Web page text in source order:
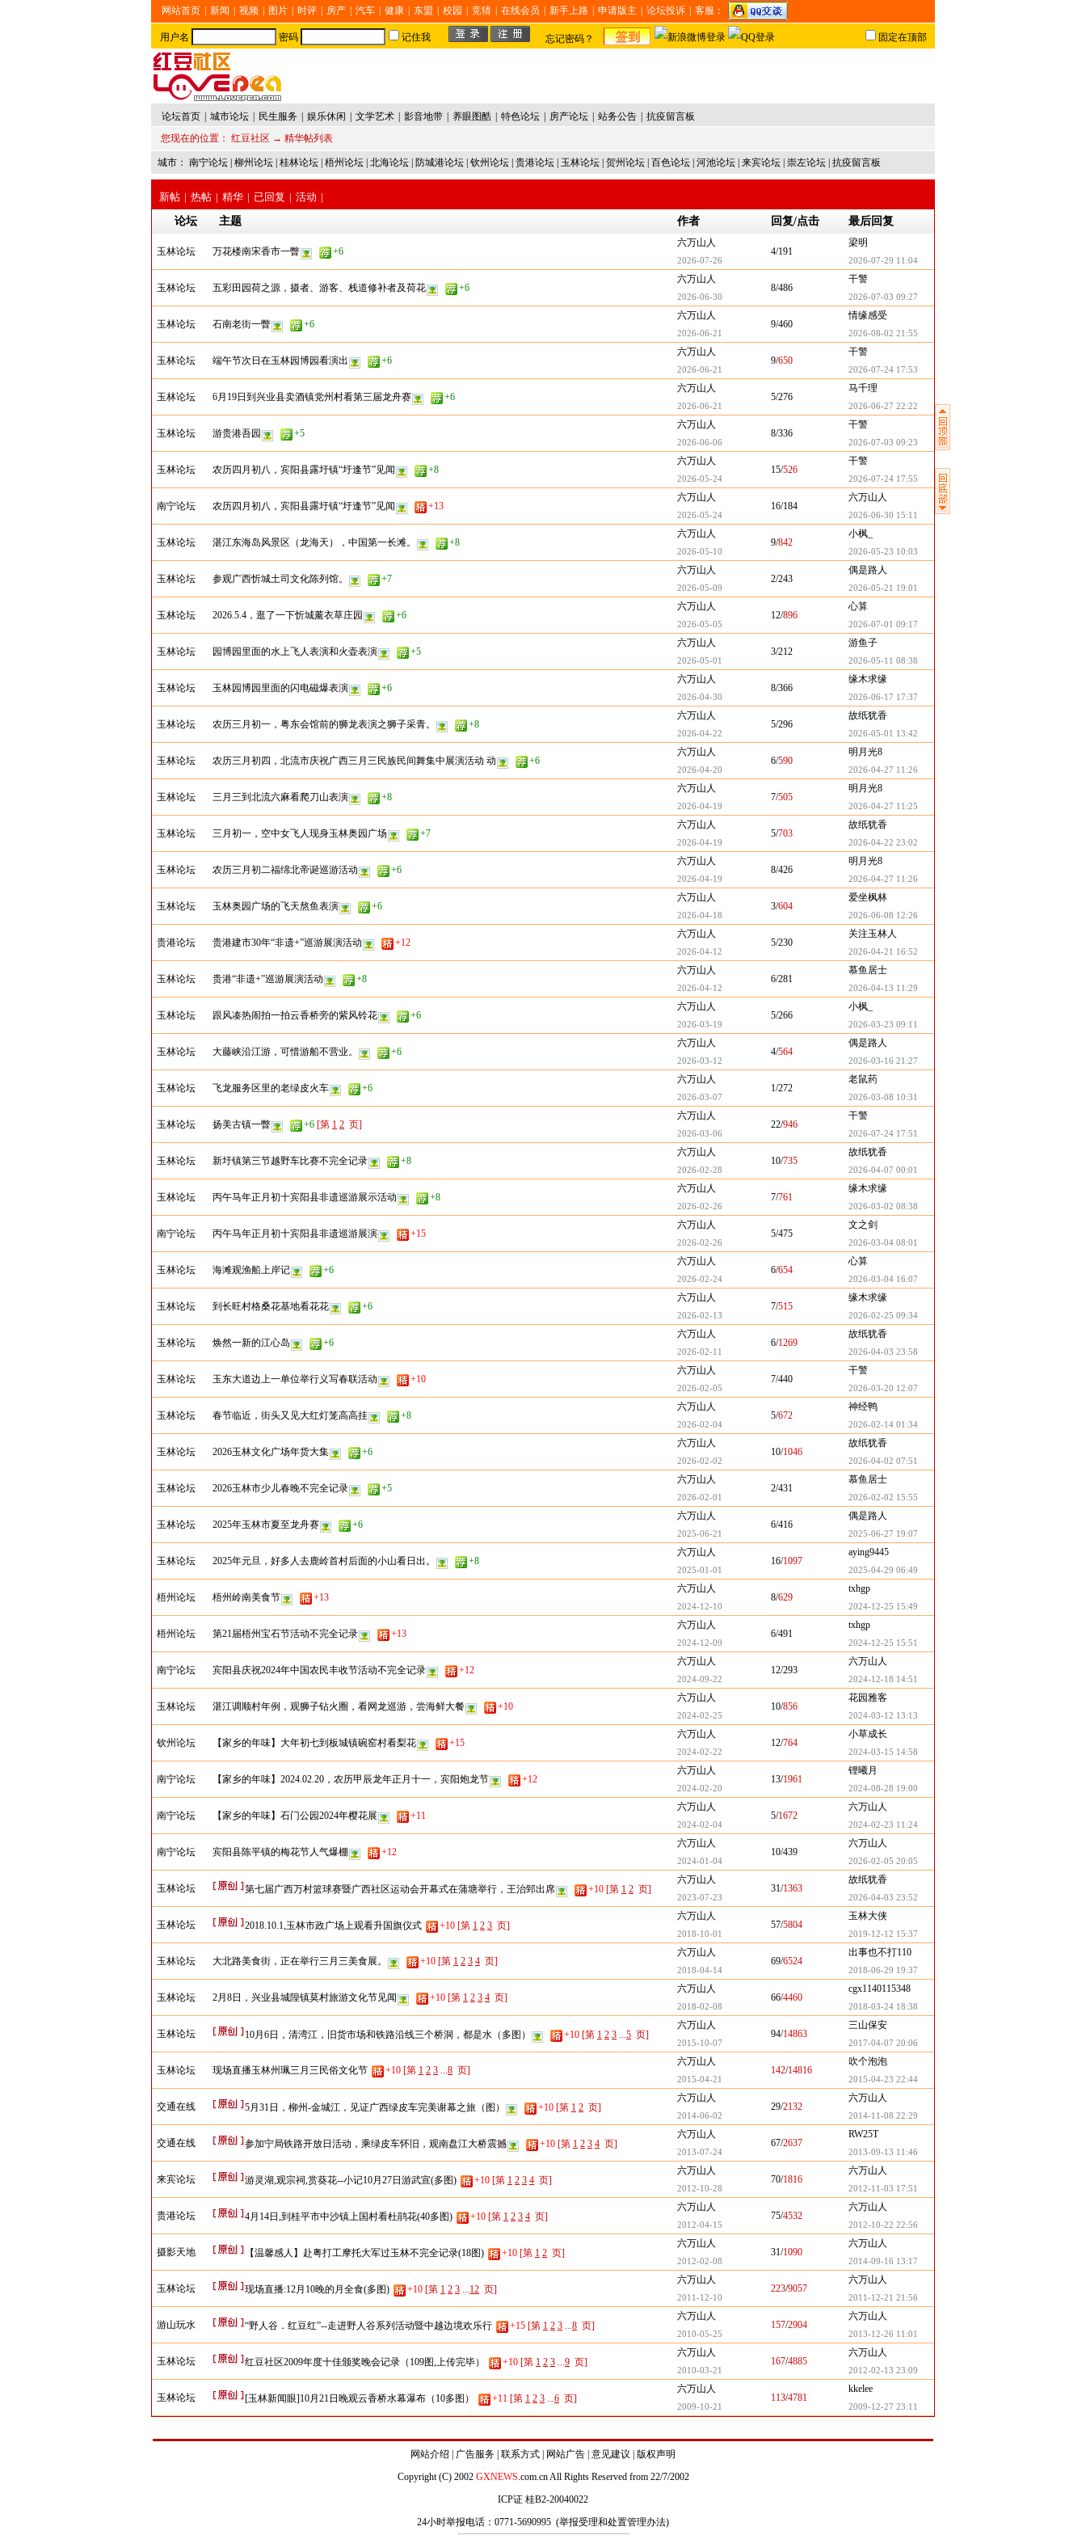
网站首页 新闻 视频 图片 时评 房产 汽车 健康 东盟 校园 竞猜 在线会员 新手上路 申请版主 论坛投诉 客服：
用户名 密码 记住我 忘记密码？ 固定在顶部
论坛首页 城市论坛 民生服务 娱乐休闲 文学艺术 影音地带 养眼图酷 特色论坛 房产论坛 站务公告
抗疫留言板
您现在的位置： 红豆社区 → 精华帖列表
城市： 南宁论坛 柳州论坛 桂林论坛 梧州论坛 北海论坛 防城港论坛 钦州论坛 贵港论坛 玉林论坛 贺州论坛 百色论坛 河池论坛 来宾论坛 崇左论坛 抗疫留言板
新帖 | 热帖 | 精华 | 已回复 | 活动 |
论坛
主题 作者 回复/点击 最后回复
玉林论坛 万花楼南宋香市一瞥 +6
六万山人
2026-07-26
4/191
梁明
2026-07-29 11:04
玉林论坛 五彩田园荷之源，摄者、游客、栈道修补者及荷花 +6
六万山人
2026-06-30
8/486
干警
2026-07-03 09:27
玉林论坛 石南老街一瞥 +6
六万山人
2026-06-21
9/460
情缘感受
2026-08-02 21:55
玉林论坛 端午节次日在玉林园博园看演出 +6
六万山人
2026-06-21
9/650
干警
2026-07-24 17:53
玉林论坛 6月19日到兴业县卖酒镇党州村看第三届龙舟赛 +6
六万山人
2026-06-21
5/276
马千理
2026-06-27 22:22
玉林论坛 游贵港吾园 +5
六万山人
2026-06-06
8/336
干警
2026-07-03 09:23
玉林论坛 农历四月初八，宾阳县露圩镇“圩逢节”见闻 +8
六万山人
2026-05-24
15/526
干警
2026-07-24 17:55
南宁论坛 农历四月初八，宾阳县露圩镇“圩逢节”见闻 +13
六万山人
2026-05-24
16/184
六万山人
2026-06-30 15:11
玉林论坛 湛江东海岛风景区（龙海天），中国第一长滩。 +8
六万山人
2026-05-10
9/842
小枫_
2026-05-23 10:03
玉林论坛 参观广西忻城土司文化陈列馆。 +7
六万山人
2026-05-09
2/243
偶是路人
2026-05-21 19:01
玉林论坛 2026.5.4，逛了一下忻城薰衣草庄园 +6
六万山人
2026-05-05
12/896
心算
2026-07-01 09:17
玉林论坛 园博园里面的水上飞人表演和火壶表演 +5
六万山人
2026-05-01
3/212
游鱼子
2026-05-11 08:38
玉林论坛 玉林园博园里面的闪电磁爆表演 +6
六万山人
2026-04-30
8/366
缘木求缘
2026-06-17 17:37
玉林论坛 农历三月初一，粤东会馆前的狮龙表演之狮子采青。 +8
六万山人
2026-04-22
5/296
故纸犹香
2026-05-01 13:42
玉林论坛 农历三月初四，北流市庆祝广西三月三民族民间舞集中展演活动 动 +6
六万山人
2026-04-20
6/590
明月光8
2026-04-27 11:26
玉林论坛 三月三到北流六麻看爬刀山表演 +8
六万山人
2026-04-19
7/505
明月光8
2026-04-27 11:25
玉林论坛 三月初一，空中女飞人现身玉林奥园广场 +7
六万山人
2026-04-19
5/703
故纸犹香
2026-04-22 23:02
玉林论坛 农历三月初二福绵北帝诞巡游活动 +6
六万山人
2026-04-19
8/426
明月光8
2026-04-27 11:26
玉林论坛 玉林奥园广场的飞天熬鱼表演 +6
六万山人
2026-04-18
3/604
爱坐枫林
2026-06-08 12:26
贵港论坛 贵港建市30年“非遗+”巡游展演活动 +12
六万山人
2026-04-12
5/230
关注玉林人
2026-04-21 16:52
玉林论坛 贵港“非遗+”巡游展演活动 +8
六万山人
2026-04-12
6/281
慕鱼居士
2026-04-13 11:29
玉林论坛 跟风凑热闹拍一拍云香桥旁的紫风铃花 +6
六万山人
2026-03-19
5/266
小枫_
2026-03-23 09:11
玉林论坛 大藤峡沿江游，可惜游船不营业。 +6
六万山人
2026-03-12
4/564
偶是路人
2026-03-16 21:27
玉林论坛 飞龙服务区里的老绿皮火车 +6
六万山人
2026-03-07
1/272
老鼠药
2026-03-08 10:31
玉林论坛 扬美古镇一瞥 +6 [第 1 2 页]
六万山人
2026-03-06
22/946
干警
2026-07-24 17:51
玉林论坛 新圩镇第三节越野车比赛不完全记录 +8
六万山人
2026-02-28
10/735
故纸犹香
2026-04-07 00:01
玉林论坛 丙午马年正月初十宾阳县非遗巡游展示活动 +8
六万山人
2026-02-26
7/761
缘木求缘
2026-03-02 08:38
南宁论坛 丙午马年正月初十宾阳县非遗巡游展演 +15
六万山人
2026-02-26
5/475
文之剑
2026-03-04 08:01
玉林论坛 海滩观渔船上岸记 +6
六万山人
2026-02-24
6/654
心算
2026-03-04 16:07
玉林论坛 到长旺村格桑花基地看花花 +6
六万山人
2026-02-13
7/515
缘木求缘
2026-02-25 09:34
玉林论坛 焕然一新的江心岛 +6
六万山人
2026-02-11
6/1269
故纸犹香
2026-04-03 23:58
玉林论坛 玉东大道边上一单位举行义写春联活动 +10
六万山人
2026-02-05
7/440
干警
2026-03-20 12:07
玉林论坛 春节临近，街头又见大红灯笼高高挂 +8
六万山人
2026-02-04
5/672
神经鸭
2026-02-14 01:34
玉林论坛 2026玉林文化广场年货大集 +6
六万山人
2026-02-02
10/1046
故纸犹香
2026-04-02 07:51
玉林论坛 2026玉林市少儿春晚不完全记录 +5
六万山人
2026-02-01
2/431
慕鱼居士
2026-02-02 15:55
玉林论坛 2025年玉林市夏至龙舟赛 +6
六万山人
2025-06-21
6/416
偶是路人
2025-06-27 19:07
玉林论坛 2025年元旦，好多人去鹿岭首村后面的小山看日出。 +8
六万山人
2025-01-01
16/1097
aying9445
2025-04-29 06:49
梧州论坛 梧州岭南美食节 +13
六万山人
2024-12-10
8/629
txhgp
2024-12-25 15:49
梧州论坛 第21届梧州宝石节活动不完全记录 +13
六万山人
2024-12-09
6/491
txhgp
2024-12-25 15:51
南宁论坛 宾阳县庆祝2024年中国农民丰收节活动不完全记录 +12
六万山人
2024-09-22
12/293
六万山人
2024-12-18 14:51
玉林论坛 湛江调顺村年例，观狮子钻火圈，看网龙巡游，尝海鲜大餐 +10
六万山人
2024-02-25
10/856
花园雅客
2024-03-12 13:13
钦州论坛 【家乡的年味】大年初七到板城镇碗窑村看梨花 +15
六万山人
2024-02-22
12/764
小草成长
2024-03-15 14:58
南宁论坛 【家乡的年味】2024.02.20，农历甲辰龙年正月十一，宾阳炮龙节 +12
六万山人
2024-02-20
13/1961
锂曦月
2024-08-28 19:00
南宁论坛 【家乡的年味】石门公园2024年樱花展 +11
六万山人
2024-02-04
5/1672
六万山人
2024-02-23 11:24
南宁论坛 宾阳县陈平镇的梅花节人气爆棚 +12
六万山人
2024-01-04
10/439
六万山人
2026-02-05 20:05
玉林论坛 第七届广西万村篮球赛暨广西社区运动会开幕式在蒲塘举行，王治郅出席 +10 [第 1 2 页]
六万山人
2023-07-23
31/1363
故纸犹香
2026-04-03 23:52
玉林论坛 2018.10.1,玉林市政广场上观看升国旗仪式 +10 [第 1 2 3 页]
六万山人
2018-10-01
57/5804
玉林大侠
2019-12-12 15:37
玉林论坛 大北路美食街，正在举行三月三美食展。 +10 [第 1 2 3 4 页]
六万山人
2018-04-14
69/6524
出事也不打110
2018-06-29 19:37
玉林论坛 2月8日，兴业县城隍镇莫村旅游文化节见闻 +10 [第 1 2 3 4 页]
六万山人
2018-02-08
66/4460
cgx1140115348
2018-03-24 18:38
玉林论坛 10月6日，清湾江，旧货市场和铁路沿线三个桥洞，都是水（多图） +10 [第 1 2 3 ...5 页]
六万山人
2015-10-07
94/14863
三山保安
2017-04-07 20:06
玉林论坛 现场直播玉林州珮三月三民俗文化节 +10 [第 1 2 3 ...8 页]
六万山人
2015-04-21
142/14816
吹个泡泡
2015-04-23 22:44
交通在线 5月31日，柳州-金城江，见证广西绿皮车完美谢幕之旅（图） +10 [第 1 2 页]
六万山人
2014-06-02
29/2132
六万山人
2014-11-08 22:29
交通在线 参加宁局铁路开放日活动，乘绿皮车怀旧，观南盘江大桥震撼 +10 [第 1 2 3 4 页]
六万山人
2013-07-24
67/2637
RW25T
2013-09-13 11:46
来宾论坛 游灵湖,观宗祠,赏葵花--小记10月27日游武宣(多图) +10 [第 1 2 3 4 页]
六万山人
2012-10-28
70/1816
六万山人
2012-11-03 17:51
贵港论坛 4月14日,到桂平市中沙镇上国村看杜鹃花(40多图) +10 [第 1 2 3 4 页]
六万山人
2012-04-15
75/4532
六万山人
2012-10-22 22:56
摄影天地 【温馨感人】赴粤打工摩托大军过玉林不完全记录(18图) +10 [第 1 2 页]
六万山人
2012-02-08
31/1090
六万山人
2014-09-16 13:17
玉林论坛 现场直播:12月10晚的月全食(多图) +10 [第 1 2 3 ...12 页]
六万山人
2011-12-10
223/9057
六万山人
2011-12-21 21:56
游山玩水 “野人谷．红豆红”--走进野人谷系列活动暨中越边境欢乐行 +15 [第 1 2 3 ...8 页]
六万山人
2010-05-25
157/2904
六万山人
2013-12-26 11:01
玉林论坛 红豆社区2009年度十佳颁奖晚会记录（109图,上传完毕） +10 [第 1 2 3 ...9 页]
六万山人
2010-03-21
167/4885
六万山人
2012-02-13 23:09
玉林论坛 [玉林新闻眼]10月21日晚观云香桥水幕瀑布（10多图） +11 [第 1 2 3 ...6 页]
六万山人
2009-10-21
113/4781
kkelee
2009-12-27 23:11
网站介绍 广告服务 联系方式 网站广告 意见建议
版权声明
Copyright (C) 2002 GXNEWS.com.cn All Rights Reserved from 22/7/2002
ICP证 桂B2-20040022
24小时举报电话：0771-5690995 (举报受理和处置管理办法)